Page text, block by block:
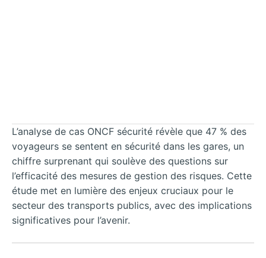
L’analyse de cas ONCF sécurité révèle que 47 % des
voyageurs se sentent en sécurité dans les gares, un
chiffre surprenant qui soulève des questions sur
l’efficacité des mesures de gestion des risques. Cette
étude met en lumière des enjeux cruciaux pour le
secteur des transports publics, avec des implications
significatives pour l’avenir.